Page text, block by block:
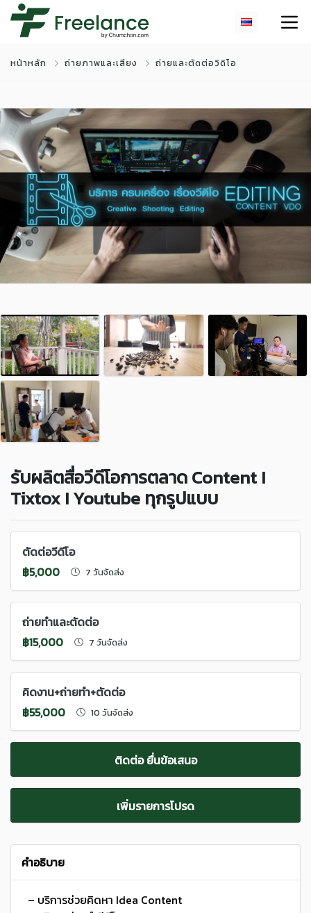
หน้าหลัก ถ่ายภาพและเสียง ถ่ายและตัดต่อวิดิโอ
รับผลิตสื่อวีดีโอการตลาด Content I
Tixtox I Youtube ทุกรูปแบบ
ตัดต่อวีดีโอ
฿5,000
7 วันจัดส่ง
ถ่ายทำและตัดต่อ
฿15,000
7 วันจัดส่ง
คิดงาน+ถ่ายทำ+ตัดต่อ
฿55,000
10 วันจัดส่ง
ติดต่อ ยื่นข้อเสนอ
เพิ่มรายการโปรด
คำอธิบาย
– บริการช่วยคิดหา Idea Content